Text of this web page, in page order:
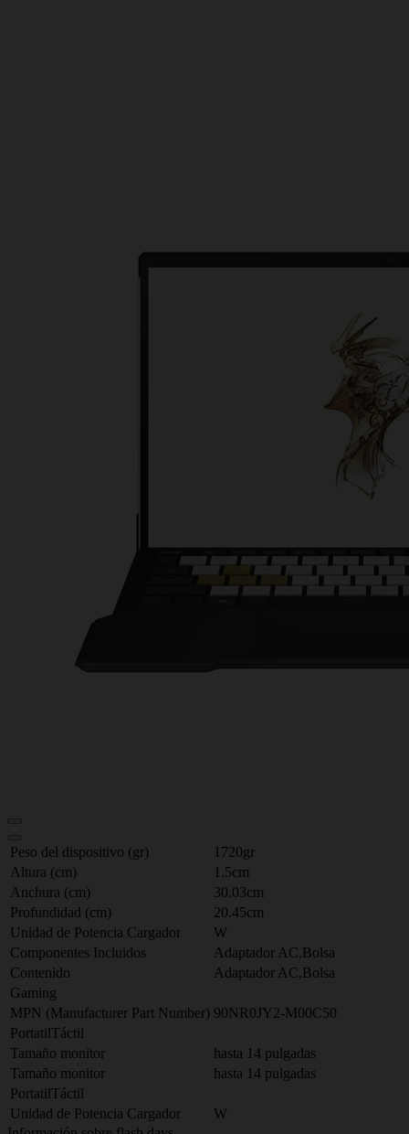
Peso del dispositivo (gr)
1720gr
Altura (cm)
1.5cm
Anchura (cm)
30.03cm
Profundidad (cm)
20.45cm
Unidad de Potencia Cargador
W
Componentes Incluidos
Adaptador AC,Bolsa
Contenido
Adaptador AC,Bolsa
Gaming
MPN (Manufacturer Part Number) 90NR0JY2-M00C50
PortatilTáctil
Tamaño monitor
hasta 14 pulgadas
Tamaño monitor
hasta 14 pulgadas
PortatilTáctil
Unidad de Potencia Cargador
W